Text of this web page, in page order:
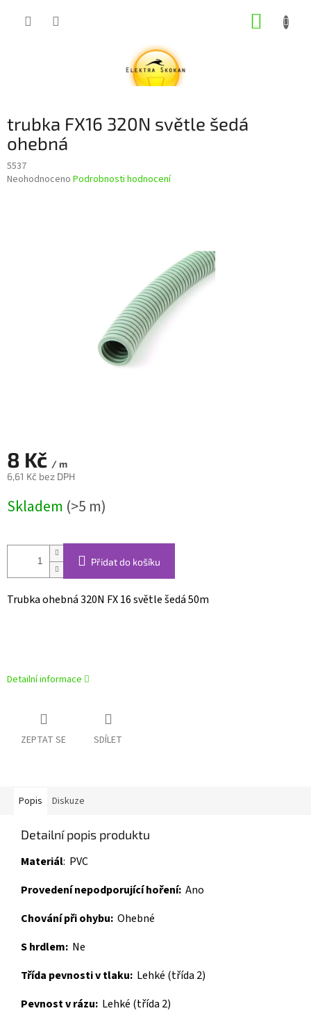
trubka FX16 320N světle šedá
ohebná
5537
Průměrné
Neohodnoceno Podrobnosti hodnocení
8 Kč / m
6,61 Kč bez DPH
cena:
Skladem (>5 m)
Přidat do košíku
Trubka ohebná 320N FX 16 světle šedá 50m
Detailní informace
ZEPTAT SE SDÍLET
Popis Diskuze
Detailní popis produktu
Materiál: PVC
Provedení nepodporující hoření: Ano
Chování při ohybu: Ohebné
S hrdlem: Ne
Třída pevnosti v tlaku: Lehké (třída 2)
Pevnost v rázu: Lehké (třída 2)